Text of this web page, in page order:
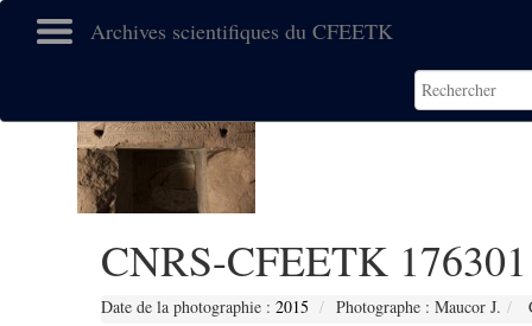
Archives scientifiques du CFEETK
CNRS-CFEETK 176301
Date de la photographie : 2015 Photographe : Maucor J.